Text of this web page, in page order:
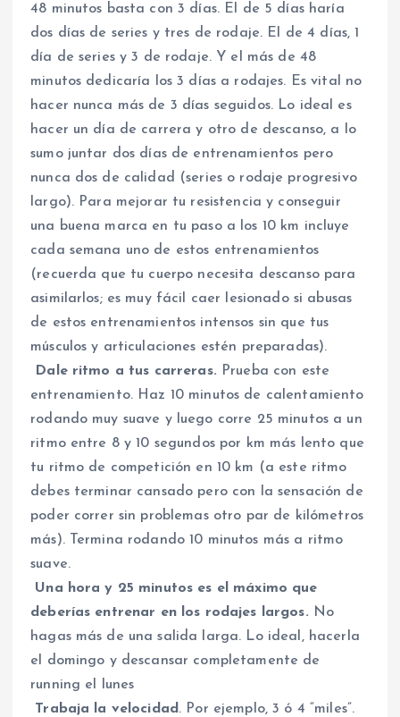
48 minutos basta con 3 días. El de 5 días haría
dos días de series y tres de rodaje. El de 4 días, 1
día de series y 3 de rodaje. Y el más de 48
minutos dedicaría los 3 días a rodajes. Es vital no
hacer nunca más de 3 días seguidos. Lo ideal es
hacer un día de carrera y otro de descanso, a lo
sumo juntar dos días de entrenamientos pero
nunca dos de calidad (series o rodaje progresivo
largo). Para mejorar tu resistencia y conseguir
una buena marca en tu paso a los 10 km incluye
cada semana uno de estos entrenamientos
(recuerda que tu cuerpo necesita descanso para
asimilarlos; es muy fácil caer lesionado si abusas
de estos entrenamientos intensos sin que tus
músculos y articulaciones estén preparadas).
Dale ritmo a tus carreras. Prueba con este
entrenamiento. Haz 10 minutos de calentamiento
rodando muy suave y luego corre 25 minutos a un
ritmo entre 8 y 10 segundos por km más lento que
tu ritmo de competición en 10 km (a este ritmo
debes terminar cansado pero con la sensación de
poder correr sin problemas otro par de kilómetros
más). Termina rodando 10 minutos más a ritmo
suave.
Una hora y 25 minutos es el máximo que
deberías entrenar en los rodajes largos. No
hagas más de una salida larga. Lo ideal, hacerla
el domingo y descansar completamente de
running el lunes
Trabaja la velocidad . Por ejemplo, 3 ó 4 “miles”.